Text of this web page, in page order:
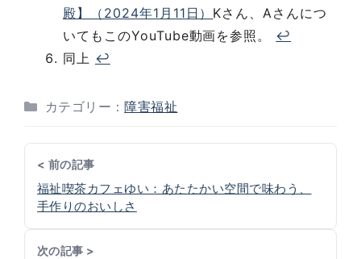
殿】（2024年1月11日） Kさん、Aさんにつ
いてもこのYouTube動画を参照。 ↩︎
同上 ↩︎
カテゴリー：障害福祉
< 前の記事
福祉喫茶カフェゆい：あたたかい空間で味わう、
手作りのおいしさ
次の記事 >